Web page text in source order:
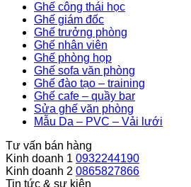
Ghế công thái học
Ghế giám đốc
Ghế trưởng phòng
Ghế nhân viên
Ghế phòng họp
Ghế sofa văn phòng
Ghế đào tạo – training
Ghế cafe – quầy bar
Sửa ghế văn phòng
Mẫu Da – PVC – Vải lưới
Tư vấn bán hàng
Kinh doanh 1 0932244190
Kinh doanh 2 0865827866
Tin tức & sự kiện